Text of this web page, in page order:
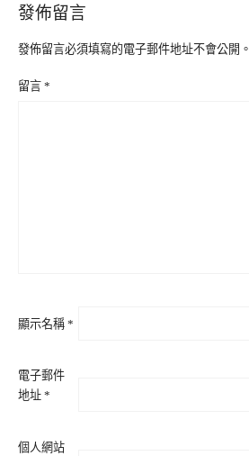
發佈留言
發佈留言必須填寫的電子郵件地址不會公開。
留言 *
顯示名稱 *
電子郵件
地址 *
個人網站